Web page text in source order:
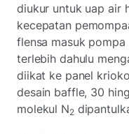
diukur untuk uap air
kecepatan
flensa masuk
terlebih dahulu
diikat ke panel
desain baffle, 30
molekul N2